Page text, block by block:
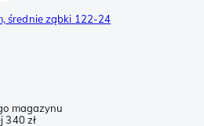
średnie ząbki 122-24
magazynu
340 zł